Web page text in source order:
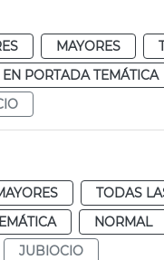
MAYORES
EN PORTADA TEMÁTICA
TODAS
NORMAL
JUBIOCIO